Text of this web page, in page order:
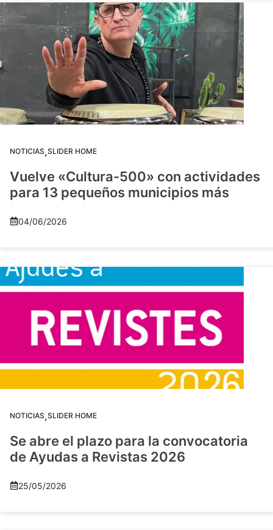
NOTICIAS,SLIDER HOME
Vuelve «Cultura-500» con actividades
para 13 pequeños municipios más
04/06/2026
NOTICIAS,SLIDER HOME
Se abre el plazo para la convocatoria
de Ayudas a Revistas 2026
25/05/2026